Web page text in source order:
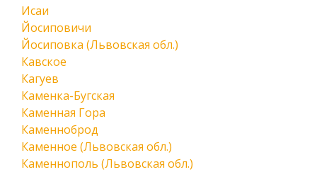
Исаи
Йосиповичи
Йосиповка (Львовская обл.)
Кавское
Кагуев
Каменка-Бугская
Каменная Гора
Каменноброд
Каменное (Львовская обл.)
Каменнополь (Львовская обл.)